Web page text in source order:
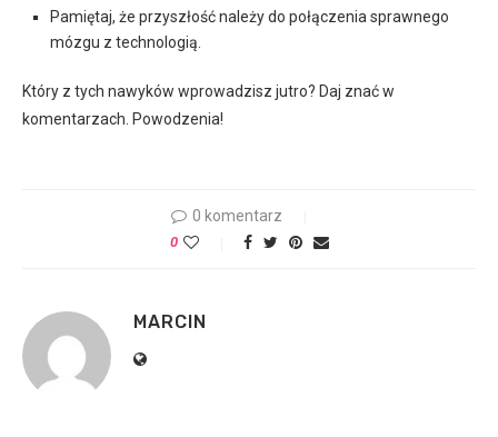
Pamiętaj, że przyszłość należy do połączenia sprawnego
mózgu z technologią.
Który z tych nawyków wprowadzisz jutro? Daj znać w
komentarzach. Powodzenia!
0 komentarz
0
MARCIN